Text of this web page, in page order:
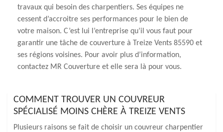
travaux qui besoin des charpentiers. Ses équipes ne
cessent d’accroitre ses performances pour le bien de
votre maison. C’est lui l’entreprise qu’il vous faut pour
garantir une tâche de couverture à Treize Vents 85590 et
ses régions voisines. Pour avoir plus d’information,
contactez MR Couverture et elle sera là pour vous.
COMMENT TROUVER UN COUVREUR
SPÉCIALISÉ MOINS CHÈRE À TREIZE VENTS
Plusieurs raisons se fait de choisir un couvreur charpentier